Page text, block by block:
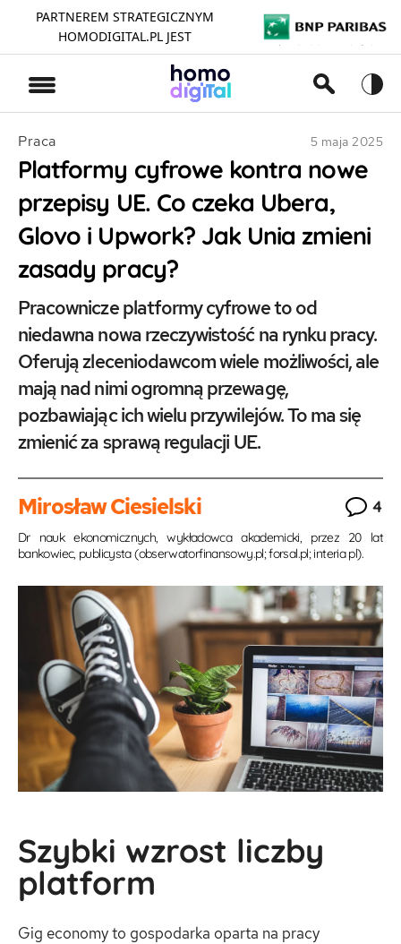
PARTNEREM STRATEGICZNYM
HOMODIGITAL.PL JEST
>
Praca 5 maja 2025
Platformy cyfrowe kontra nowe
przepisy UE. Co czeka Ubera,
Glovo i Upwork? Jak Unia zmieni
zasady pracy?
Pracownicze platformy cyfrowe to od
niedawna nowa rzeczywistość na rynku pracy.
Oferują zleceniodawcom wiele możliwości, ale
mają nad nimi ogromną przewagę,
pozbawiając ich wielu przywilejów. To ma się
zmienić za sprawą regulacji UE.
Mirosław Ciesielski 4
Dr nauk ekonomicznych, wykładowca akademicki, przez 20 lat
bankowiec, publicysta (obserwatorfinansowy.pl; forsal.pl; interia pl).
Szybki wzrost liczby
platform
Gig economy to gospodarka oparta na pracy